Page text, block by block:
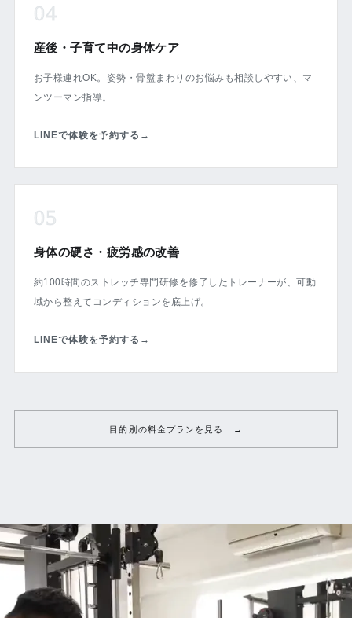
04
産後・子育て中の身体ケア
お子様連れOK。姿勢・骨盤まわりのお悩みも相談しやすい、マ
ンツーマン指導。
LINEで体験を予約する →
05
身体の硬さ・疲労感の改善
約100時間のストレッチ専門研修を修了したトレーナーが、可動
域から整えてコンディションを底上げ。
LINEで体験を予約する →
目的別の料金プランを見る